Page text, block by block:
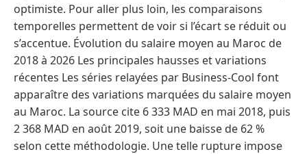
optimiste. Pour aller plus loin, les comparaisons
temporelles permettent de voir si l’écart se réduit ou
s’accentue. Évolution du salaire moyen au Maroc de
2018 à 2026 Les principales hausses et variations
récentes Les séries relayées par Business-Cool font
apparaître des variations marquées du salaire moyen
au Maroc. La source cite 6 333 MAD en mai 2018, puis
2 368 MAD en août 2019, soit une baisse de 62 %
selon cette méthodologie. Une telle rupture impose